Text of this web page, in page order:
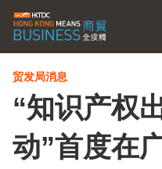
贸发局消息
“知识产权
动”首度在